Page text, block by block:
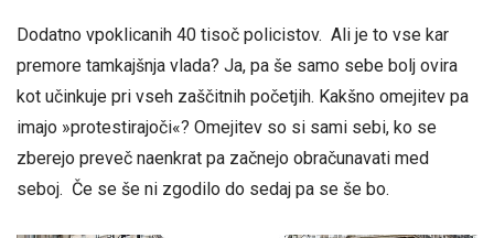
Dodatno vpoklicanih 40 tisoč policistov. Ali je to vse kar
premore tamkajšnja vlada? Ja, pa še samo sebe bolj ovira
kot učinkuje pri vseh zaščitnih početjih. Kakšno omejitev pa
imajo »protestirajoči«? Omejitev so si sami sebi, ko se
zberejo preveč naenkrat pa začnejo obračunavati med
seboj. Če se še ni zgodilo do sedaj pa se še bo.